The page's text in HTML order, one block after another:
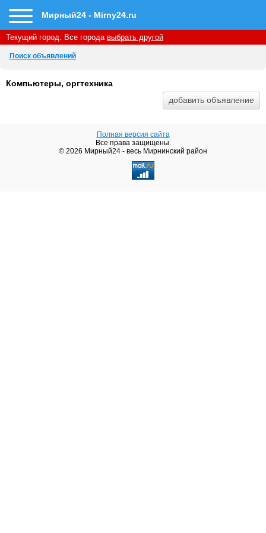
Мирный24 - Mirny24.ru
Текущий город: Все города выбрать другой
Поиск объявлений
Компьютеры, оргтехника
Полная версия сайта
Все права защищены.
© 2026 Мирный24 - весь Мирнинский район